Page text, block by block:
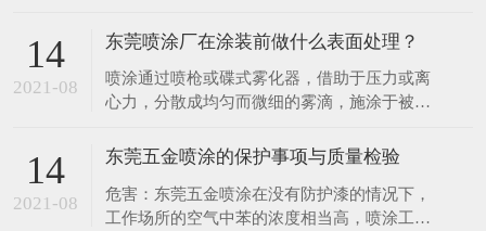
护到产品，使产品不易生锈、耐 磨、使用时
间长等，接下来由五金喷涂厂来给您讲讲五金
表面喷涂的性能和作用。 1、保护的作用 涂层
可以保护好金属、五金、钢材、
14
2021-08
东莞喷涂厂在涂装前做什么表面处理？
喷涂通过喷枪或碟式雾化器，借助于压力或离
心力，分散成均匀而微细的雾滴，施涂于被涂
气喷涂、静电喷涂以及上述基本喷涂形式的各
喷涂、自动喷涂、多组喷涂等。 东莞喷涂厂
说表面处理是在基体材料表面上人工形成
14
2021-08
东莞五金喷涂的保护事项与质量检验
危害：东莞五金喷涂在没有防护漆的情况下，
工作场所的空气中苯的浓度相当高，喷涂工人